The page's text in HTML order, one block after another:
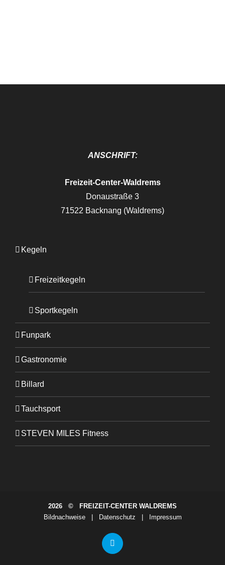
ANSCHRIFT:
Freizeit-Center-Waldrems
Donaustraße 3
71522 Backnang (Waldrems)
Kegeln
Freizeitkegeln
Sportkegeln
Funpark
Gastronomie
Billard
Tauchsport
STEVEN MILES Fitness
2026 © FREIZEIT-CENTER WALDREMS
Bildnachweise| Datenschutz Impressum
Facebook